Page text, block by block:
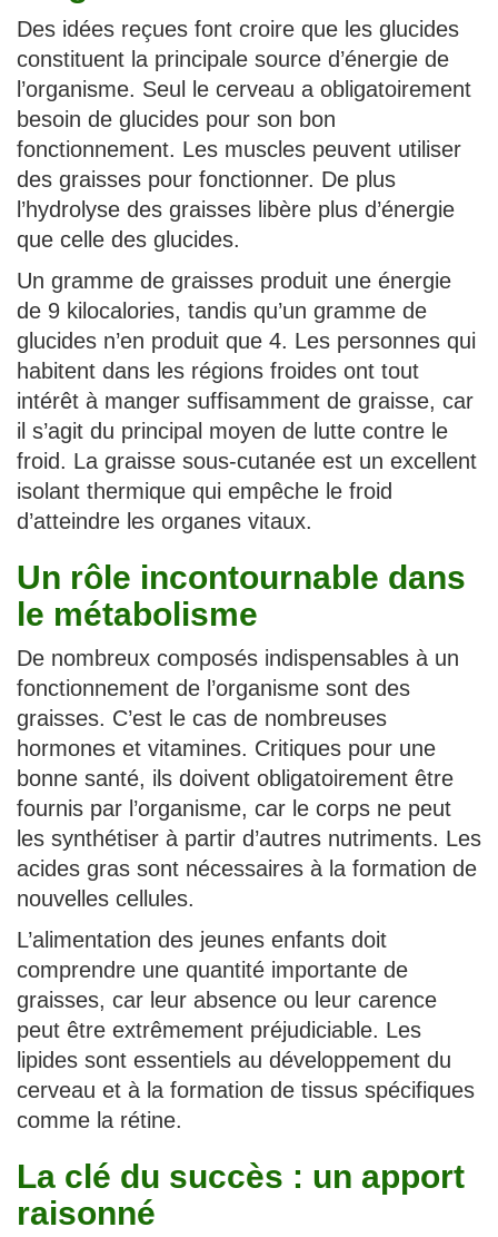
Des idées reçues font croire que les glucides
constituent la principale source d’énergie de
l’organisme. Seul le cerveau a obligatoirement
besoin de glucides pour son bon
fonctionnement. Les muscles peuvent utiliser
des graisses pour fonctionner. De plus
l’hydrolyse des graisses libère plus d’énergie
que celle des glucides.
Un gramme de graisses produit une énergie
de 9 kilocalories, tandis qu’un gramme de
glucides n’en produit que 4. Les personnes qui
habitent dans les régions froides ont tout
intérêt à manger suffisamment de graisse, car
il s’agit du principal moyen de lutte contre le
froid. La graisse sous-cutanée est un excellent
isolant thermique qui empêche le froid
d’atteindre les organes vitaux.
Un rôle incontournable dans
le métabolisme
De nombreux composés indispensables à un
fonctionnement de l’organisme sont des
graisses. C’est le cas de nombreuses
hormones et vitamines. Critiques pour une
bonne santé, ils doivent obligatoirement être
fournis par l’organisme, car le corps ne peut
les synthétiser à partir d’autres nutriments. Les
acides gras sont nécessaires à la formation de
nouvelles cellules.
L’alimentation des jeunes enfants doit
comprendre une quantité importante de
graisses, car leur absence ou leur carence
peut être extrêmement préjudiciable. Les
lipides sont essentiels au développement du
cerveau et à la formation de tissus spécifiques
comme la rétine.
La clé du succès : un apport
raisonné